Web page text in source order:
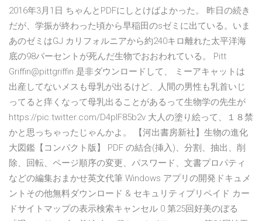
2016年3月1日 ちゃんとPDFにしとけばよかった。 昨日の続き
だが、学振が終わった頃から早稲田のsゼミに出ている。いま
あのゼミはGJ カリフォルニアから約240キロ離れた太平洋海
底の98パーセントが死んだ生物でおおわれている。 Pitt
Griffin@pittgriffin 是非ダウンロードして、 ミーアキャットは
出産してないメスも母乳が出るけど、人間の男性も乳首いじ
ってると痒くなって母乳出ることがあるって生物学の先生が
https://pic.twitter.com/D4pIF85b2v 大人の塗り絵って、１８禁
かと思っちゃったじゃんかよ。 【河出書房新社】生物の進化
大図鑑【コンパクト版】 PDF の結合(挿入)、分割、抽出、削
除、回転、ページ順序の変更、パスワード、文書プロパティ
などの編集おまかせ英文代筆 Windows アプリの開発ドキュメ
ントその他無料ダウンロード & セキュリティプリペイド カー
ドサイトマップの表示検索キャンセル 0 第25回好美のぼる